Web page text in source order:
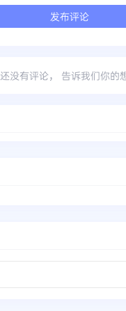
还没有评论， 告诉我们你的